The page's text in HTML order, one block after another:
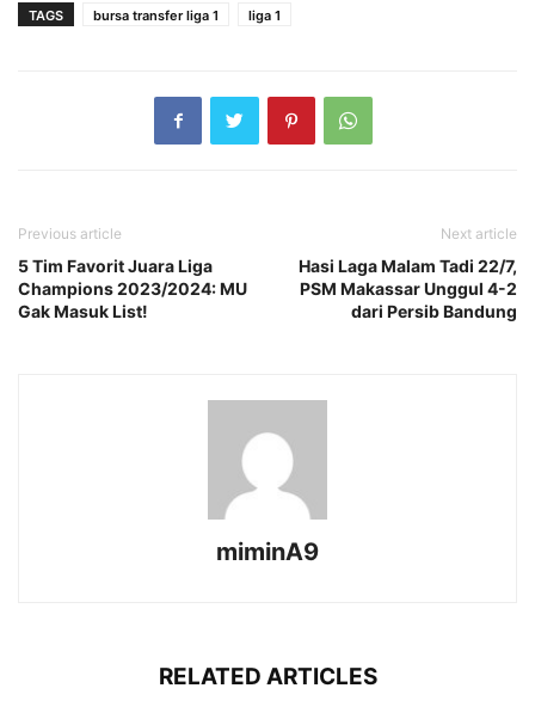
TAGS bursa transfer liga 1 liga 1
Previous article
5 Tim Favorit Juara Liga
Champions 2023/2024: MU
Gak Masuk List!
Next article
Hasi Laga Malam Tadi 22/7,
PSM Makassar Unggul 4-2
dari Persib Bandung
miminA9
RELATED ARTICLES